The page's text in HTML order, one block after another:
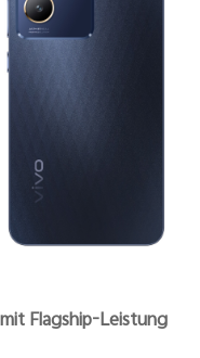
Flagship-Leistung